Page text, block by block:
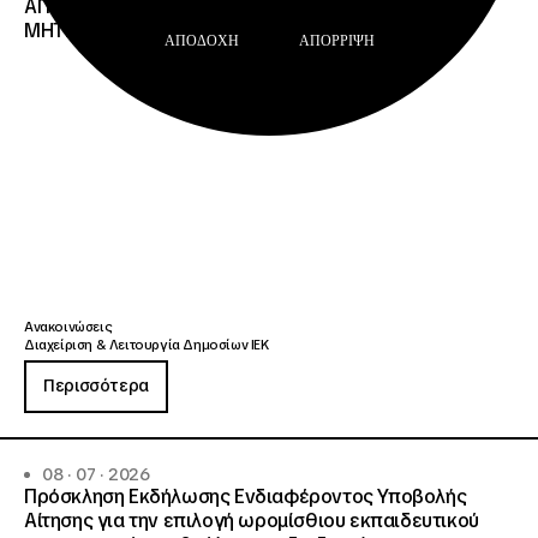
ΑΠΟΤΕΛΕΣΜΑΤΩΝ ΤΟΥ ΔΙΟΙΚΗΤΙΚΟΥ ΕΛΕΓΧΟΥ ΤΟΥ
ΜΗΤΡΩΟΥ Σ.Α.Ε.Κ. ΚΑΙ Ε.Σ.Κ.»
Ανακοινώσεις
Διαχείριση & Λειτουργία Δημοσίων ΙΕΚ
Περισσότερα
08 · 07 · 2026
Πρόσκληση Εκδήλωσης Ενδιαφέροντος Υποβολής
Αίτησης για την επιλογή ωρομίσθιου εκπαιδευτικού
ΑΠΟΔΟΧΉ ΑΠΌΡΡΙΨΗ